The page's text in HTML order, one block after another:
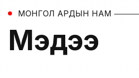
МОНГОЛ АРДЫН НАМ
Мэдээ